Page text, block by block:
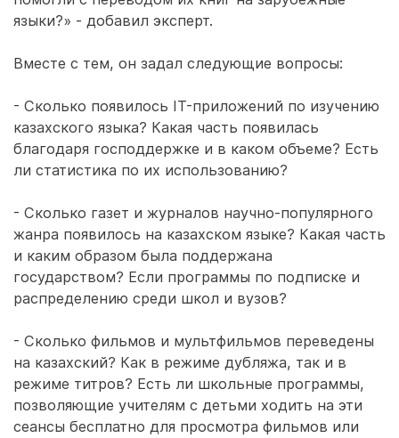
языки?» - добавил эксперт.
Вместе с тем, он задал следующие вопросы:
- Сколько появилось IT-приложений по изучению
казахского языка? Какая часть появилась
благодаря господдержке и в каком объеме? Есть
ли статистика по их использованию?
- Сколько газет и журналов научно-популярного
жанра появилось на казахском языке? Какая часть
и каким образом была поддержана
государством? Если программы по подписке и
распределению среди школ и вузов?
- Сколько фильмов и мультфильмов переведены
на казахский? Как в режиме дубляжа, так и в
режиме титров? Есть ли школьные программы,
позволяющие учителям с детьми ходить на эти
сеансы бесплатно для просмотра фильмов или